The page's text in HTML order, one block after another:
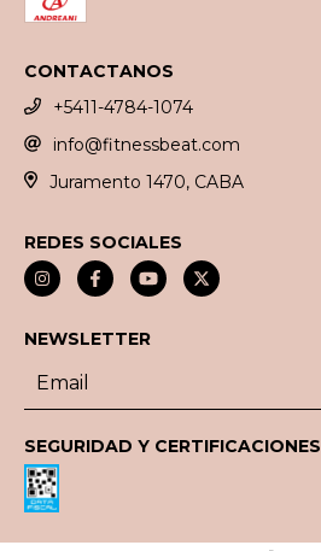
CONTACTANOS
+5411-4784-1074
info@fitnessbeat.com
Juramento 1470, CABA
REDES SOCIALES
NEWSLETTER
SEGURIDAD Y CERTIFICACIONES